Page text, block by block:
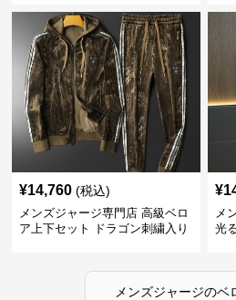
¥14,760 (税込)
メンズジャージ専門店 高級ベロ
ア上下セット ドラゴン刺繍入り
¥
メ
光
メンズジャージのベ